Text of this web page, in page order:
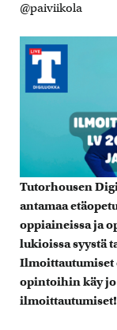
@paiviikola
Tutorhousen
antamaa
oppiaineissa ja
lukioissa syystä
Ilmoittautumiset
opintoihin käy jo
ilmoittautumiset!